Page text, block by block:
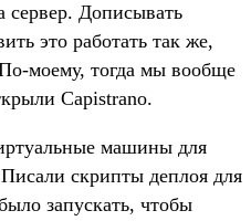
сервер. Дописывать
это работать так же,
моему, тогда мы вообще
Capistrano.
машины для
скрипты деплоя для
запускать, чтобы